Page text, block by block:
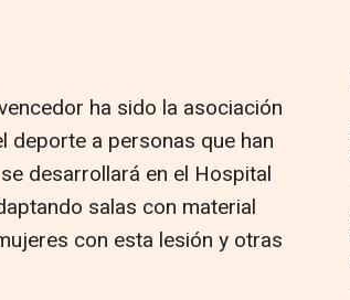
ha sido la asociación
deporte a personas que han
desarrollará en el Hospital
salas con material
con esta lesión y otras